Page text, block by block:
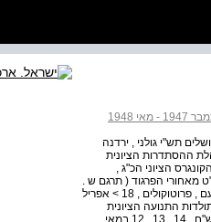
1948
תש"י גולני , ירדנה
ההסתדרות הציונית
הציוני הכ"ג ,
מאחורי הפרגוד ( תרגם ש .
שגב , ( תל אביב 1954 מועצת העם , מועצת המדינה הזמנית , פרוטוקול דיונים , כרך א' מנהלת העם , פרוטוקולים , 18 > אפריל
לתולדות התנועה הציונית
והישוב היהודי בארץ ישהאל , ג / תל אביב תשל"ד שרף , זאב שלשה ימים , והם ג , ד , ה באייר התש"ח , 14 , 13 , 12 במאי ,